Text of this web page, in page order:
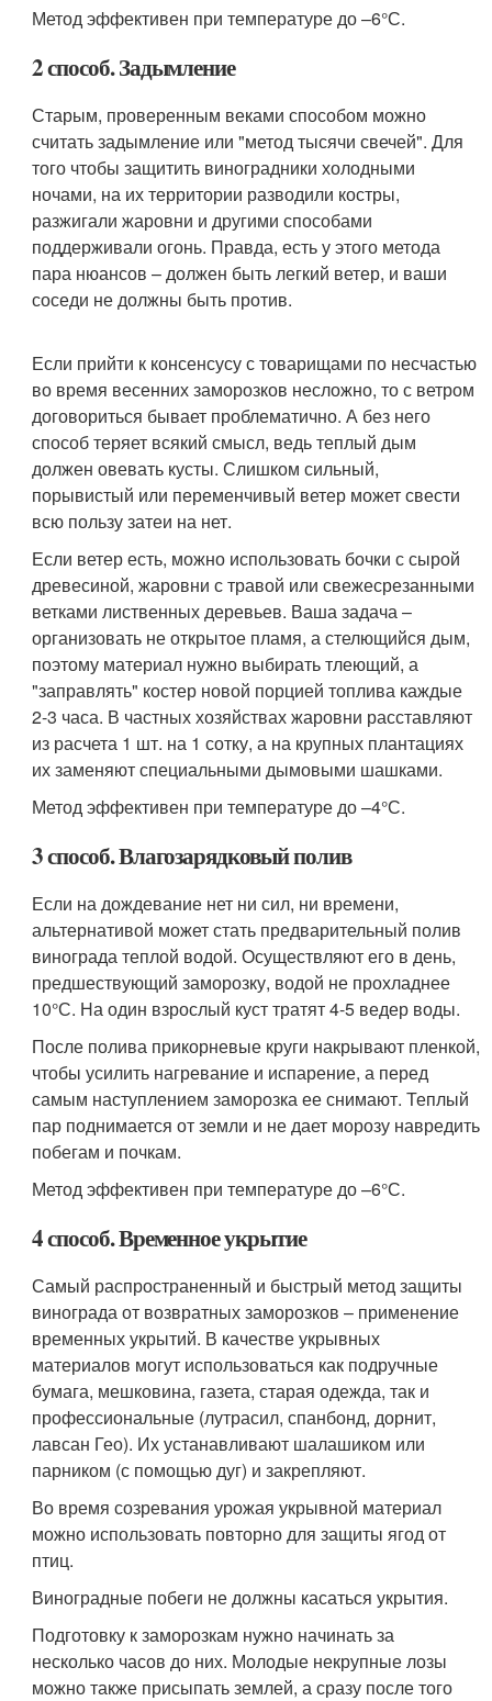
Метод эффективен при температуре до –6°С.
2 способ. Задымление
Старым, проверенным веками способом можно
считать задымление или "метод тысячи свечей". Для
того чтобы защитить виноградники холодными
ночами, на их территории разводили костры,
разжигали жаровни и другими способами
поддерживали огонь. Правда, есть у этого метода
пара нюансов – должен быть легкий ветер, и ваши
соседи не должны быть против.
Если прийти к консенсусу с товарищами по несчастью
во время весенних заморозков несложно, то с ветром
договориться бывает проблематично. А без него
способ теряет всякий смысл, ведь теплый дым
должен овевать кусты. Слишком сильный,
порывистый или переменчивый ветер может свести
всю пользу затеи на нет.
Если ветер есть, можно использовать бочки с сырой
древесиной, жаровни с травой или свежесрезанными
ветками лиственных деревьев. Ваша задача –
организовать не открытое пламя, а стелющийся дым,
поэтому материал нужно выбирать тлеющий, а
"заправлять" костер новой порцией топлива каждые
2-3 часа. В частных хозяйствах жаровни расставляют
из расчета 1 шт. на 1 сотку, а на крупных плантациях
их заменяют специальными дымовыми шашками.
Метод эффективен при температуре до –4°С.
3 способ. Влагозарядковый полив
Если на дождевание нет ни сил, ни времени,
альтернативой может стать предварительный полив
винограда теплой водой. Осуществляют его в день,
предшествующий заморозку, водой не прохладнее
10°С. На один взрослый куст тратят 4-5 ведер воды.
После полива прикорневые круги накрывают пленкой,
чтобы усилить нагревание и испарение, а перед
самым наступлением заморозка ее снимают. Теплый
пар поднимается от земли и не дает морозу навредить
побегам и почкам.
Метод эффективен при температуре до –6°С.
4 способ. Временное укрытие
Самый распространенный и быстрый метод защиты
винограда от возвратных заморозков – применение
временных укрытий. В качестве укрывных
материалов могут использоваться как подручные
бумага, мешковина, газета, старая одежда, так и
профессиональные (лутрасил, спанбонд, дорнит,
лавсан Гео). Их устанавливают шалашиком или
парником (с помощью дуг) и закрепляют.
Во время созревания урожая укрывной материал
можно использовать повторно для защиты ягод от
птиц.
Виноградные побеги не должны касаться укрытия.
Подготовку к заморозкам нужно начинать за
несколько часов до них. Молодые некрупные лозы
можно также присыпать землей, а сразу после того